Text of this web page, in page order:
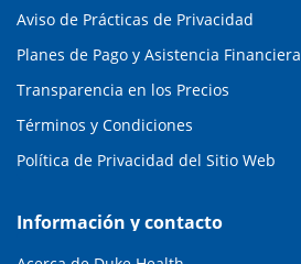
Aviso de Prácticas de Privacidad
Planes de Pago y Asistencia Financiera
Transparencia en los Precios
Términos y Condiciones
Política de Privacidad del Sitio Web
Información y contacto